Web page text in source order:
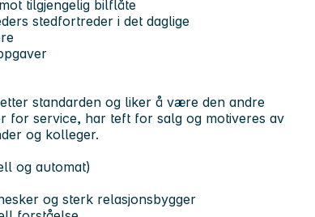
tilgjengelig bilflåte
stedfortreder i det daglige
standarden og liker å være den andre
for service, har teft for salg og motiveres av
og kolleger.
og automat)
og sterk relasjonsbygger